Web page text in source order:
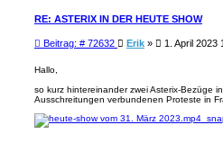
RE: ASTERIX IN DER HEUTE SHOW
Beitrag: # 72632B
r
a
g
Erik » 1. April 2023
Hallo,
so kurz hintereinander zwei Asterix-Bezüge
Ausschreitungen verbundenen Proteste in